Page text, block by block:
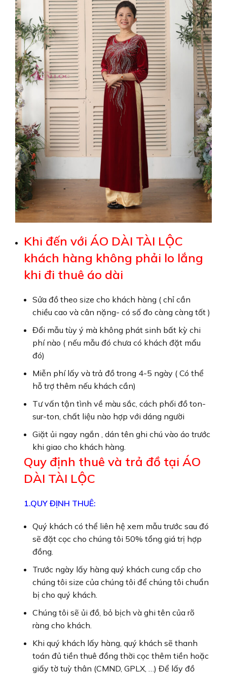
Khi đến với ÁO DÀI TÀI LỘC
khách hàng không phải lo lắng
khi đi thuê áo dài
Sửa đồ theo size cho khách hàng ( chỉ cần
chiều cao và cân nặng- có số đo càng càng tốt )
Đổi mẫu tùy ý mà không phát sinh bất kỳ chi
phí nào ( nếu mẫu đó chưa có khách đặt mẩu
đó)
Miễn phí lấy và trả đồ trong 4-5 ngày ( Có thể
hỗ trợ thêm nếu khách cần)
Tư vấn tận tình về màu sắc, cách phối đồ ton-
sur-ton, chất liệu nào hợp với dáng người
Giặt ủi ngay ngắn , dán tên ghi chú vào áo trước
khi giao cho khách hàng.
Quy định thuê và trả đồ tại ÁO
DÀI TÀI LỘC
1.QUY ĐỊNH THUÊ:
Quý khách có thể liên hệ xem mẫu trước sau đó
sẽ đặt cọc cho chúng tôi 50% tổng giá trị hợp
đồng.
Trước ngày lấy hàng quý khách cung cấp cho
chúng tôi size của chúng tôi để chúng tôi chuẩn
bị cho quý khách.
Chúng tôi sẽ ủi đồ, bỏ bịch và ghi tên của rõ
ràng cho khách.
Khi quý khách lấy hàng, quý khách sẽ thanh
toán đủ tiền thuê đồng thời cọc thêm tiền hoặc
giấy tờ tuỳ thân (CMND, GPLX, …) Để lấy đồ